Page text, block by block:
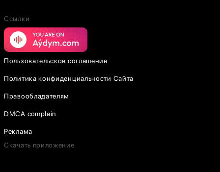
Ссылки
Пользовательское соглашение
Политика конфиденциальности Сайта
Правообладателям
DMCA complain
Реклама
Скачать приложение